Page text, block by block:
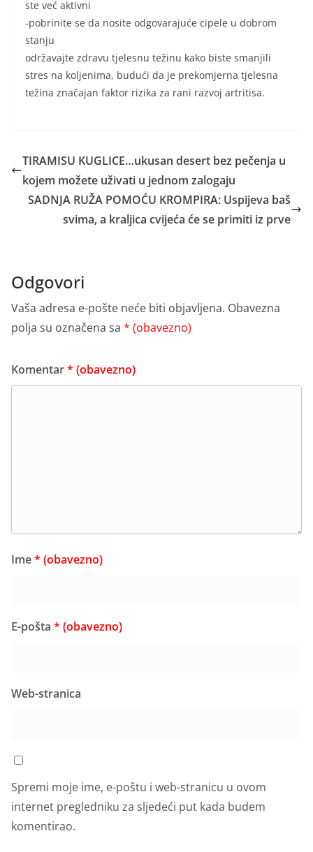
ste već aktivni
-pobrinite se da nosite odgovarajuće cipele u dobrom
stanju
održavajte zdravu tjelesnu težinu kako biste smanjili
stres na koljenima, budući da je prekomjerna tjelesna
težina značajan faktor rizika za rani razvoj artritisa.
TIRAMISU KUGLICE…ukusan desert bez pečenja u
kojem možete uživati ​​u jednom zalogaju
SADNJA RUŽA POMOĆU KROMPIRA: Uspijeva baš
svima, a kraljica cvijeća će se primiti iz prve
Odgovori
Vaša adresa e-pošte neće biti objavljena. Obavezna
polja su označena sa * (obavezno)
Komentar* (obavezno)
Ime* (obavezno)
E-pošta * (obavezno)
Web-stranica
Spremi moje ime, e-poštu i web-stranicu u ovom
internet pregledniku za sljedeći put kada budem
komentirao.